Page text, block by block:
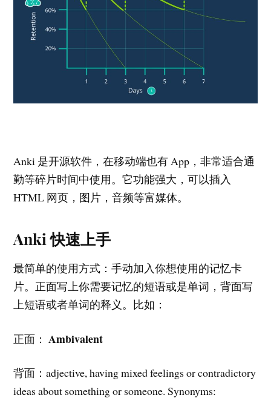
Anki 是开源软件，在移动端也有 App，非常适合通
勤等碎片时间中使用。它功能强大，可以插入
HTML 网页，图片，音频等富媒体。
Anki 快速上手
最简单的使用方式：手动加入你想使用的记忆卡
片。正面写上你需要记忆的短语或是单词，背面写
上短语或者单词的释义。比如：
正面： Ambivalent
背面：adjective, having mixed feelings or contradictory
ideas about something or someone. Synonyms: